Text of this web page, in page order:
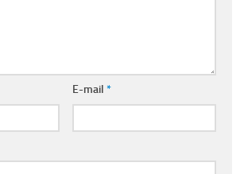
E-mail *